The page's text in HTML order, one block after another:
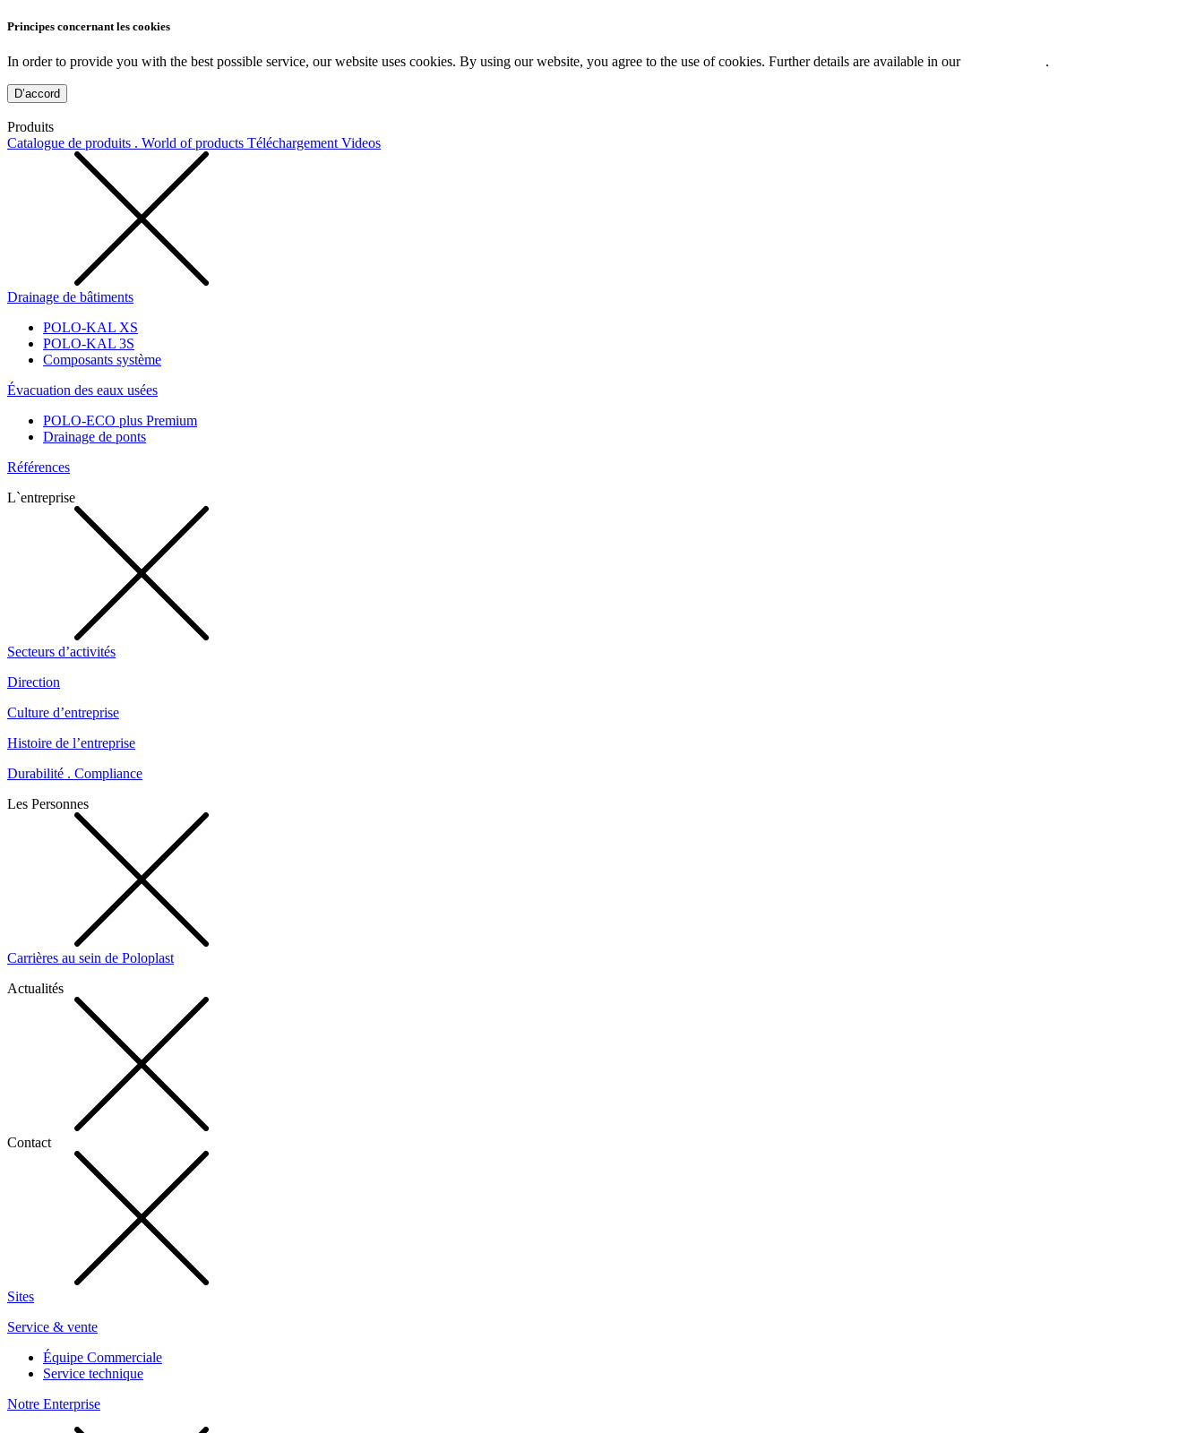
Principes concernant les cookies
In order to provide you with the best possible service, our website uses cookies. By using our website, you agree to the use of cookies. Further details are available in our .
D’accord
Produits
Catalogue de produits . World of products Téléchargement Videos
Drainage de bâtiments
POLO-KAL XS
POLO-KAL 3S
Composants système
Évacuation des eaux usées
POLO-ECO plus Premium
Drainage de ponts
Références
L`entreprise
Secteurs d’activités
Direction
Culture d’entreprise
Histoire de l’entreprise
Durabilité . Compliance
Les Personnes
Carrières au sein de Poloplast
Actualités
Contact
Sites
Service & vente
Équipe Commerciale
Service technique
Notre Enterprise